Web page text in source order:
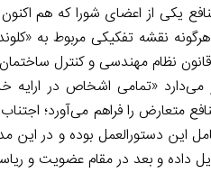
یکی از اعضای شورا که هم
نقشه تفکیکی مربوط به
مذکور اصلاحی سال ۱۳۹۴ که مقرر می‌دارد
متعارض را فراهم می‌آورد؛
دستورالعمل بوده و در این
داده و بعد در مقام عضویت و